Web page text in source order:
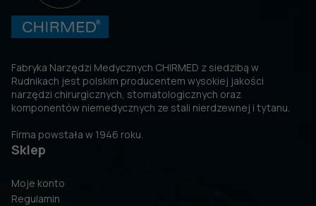
Fabryka Narzędzi Medycznych CHIRMED z siedzibą w
Rudnikach jest polskim producentem wysokiej jakości
narzędzi chirurgicznych, stomatologicznych oraz
komponentów niemedycznych ze stali nierdzewnej i tytanu.
Firma powstała w 1946 roku.
Sklep
Moje konto
Regulamin